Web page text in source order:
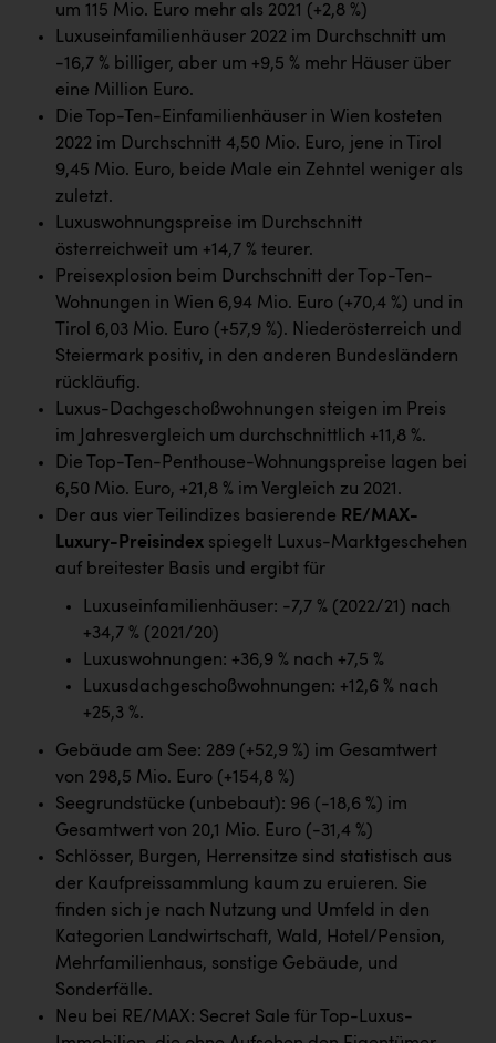
Österreichisches Hebammengremium
Dopgas
kunden basics
kontakt
um 115 Mio. Euro mehr als 2021 (+2,8 %)
Luxuseinfamilienhäuser 2022 im Durchschnitt um
-16,7 % billiger, aber um +9,5 % mehr Häuser über
eine Million Euro.
Die Top-Ten-Einfamilienhäuser in Wien kosteten
2022 im Durchschnitt 4,50 Mio. Euro, jene in Tirol
9,45 Mio. Euro, beide Male ein Zehntel weniger als
zuletzt.
Luxuswohnungspreise im Durchschnitt
österreichweit um +14,7 % teurer.
Preisexplosion beim Durchschnitt der Top-Ten-
Wohnungen in Wien 6,94 Mio. Euro (+70,4 %) und in
Tirol 6,03 Mio. Euro (+57,9 %). Niederösterreich und
Steiermark positiv, in den anderen Bundesländern
rückläufig.
Luxus-Dachgeschoßwohnungen steigen im Preis
im Jahresvergleich um durchschnittlich +11,8 %.
Die Top-Ten-Penthouse-Wohnungspreise lagen bei
6,50 Mio. Euro, +21,8 % im Vergleich zu 2021.
Der aus vier Teilindizes basierende RE/MAX-
Luxury-Preisindex spiegelt Luxus-Marktgeschehen
auf breitester Basis und ergibt für
Luxuseinfamilienhäuser: -7,7 % (2022/21) nach
+34,7 % (2021/20)
Luxuswohnungen: +36,9 % nach +7,5 %
Luxusdachgeschoßwohnungen: +12,6 % nach
+25,3 %.
Gebäude am See: 289 (+52,9 %) im Gesamtwert
von 298,5 Mio. Euro (+154,8 %)
Seegrundstücke (unbebaut): 96 (-18,6 %) im
Gesamtwert von 20,1 Mio. Euro (-31,4 %)
Schlösser, Burgen, Herrensitze sind statistisch aus
der Kaufpreissammlung kaum zu eruieren. Sie
finden sich je nach Nutzung und Umfeld in den
Kategorien Landwirtschaft, Wald, Hotel/Pension,
Mehrfamilienhaus, sonstige Gebäude, und
Sonderfälle.
Neu bei RE/MAX: Secret Sale für Top-Luxus-